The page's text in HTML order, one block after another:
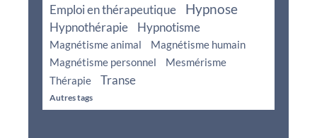
Emploi en thérapeutique Hypnose
Hypnothérapie Hypnotisme
Magnétisme animal
Magnétisme humain
Magnétisme personnel
Mesmérisme
Thérapie
Transe
Autres tags